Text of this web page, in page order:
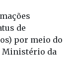
de
por meio do